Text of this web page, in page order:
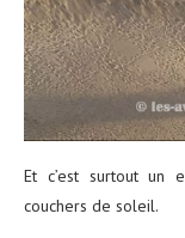
Et c’est surtout un
couchers de soleil.